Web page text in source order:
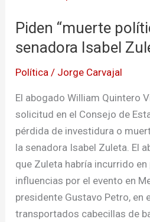
Piden “muerte
senadora Isabel
Política / Jorge Carvajal
El abogado William Quintero
solicitud en el Consejo de
pérdida de investidura o
la senadora Isabel Zuleta. El
que Zuleta habría incurrido
influencias por el evento en
presidente Gustavo Petro, en
transportados cabecillas de
de
la
Isabel
Zuleta